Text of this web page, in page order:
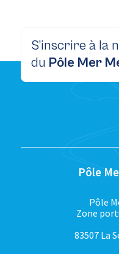
S’inscrire à la
du Pôle Mer
Pôle
Pôle
Zone
83507 La